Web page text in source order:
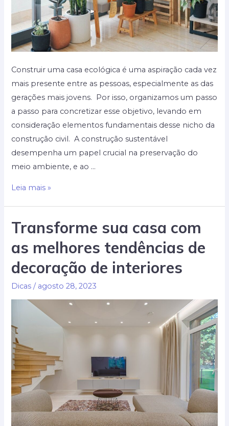
Construir uma casa ecológica é uma aspiração cada vez
mais presente entre as pessoas, especialmente as das
gerações mais jovens. Por isso, organizamos um passo
a passo para concretizar esse objetivo, levando em
consideração elementos fundamentais desse nicho da
construção civil. A construção sustentável
desempenha um papel crucial na preservação do
meio ambiente, e ao …
Construção
para
uma
casa
ecológica
sonhos
Leia mais »
Transforme sua casa com
as melhores tendências de
decoração de interiores
Dicas / agosto 28, 2023